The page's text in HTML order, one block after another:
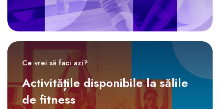
Ce vrei să faci azi?
Activitățile disponibile la sălile
de fitness